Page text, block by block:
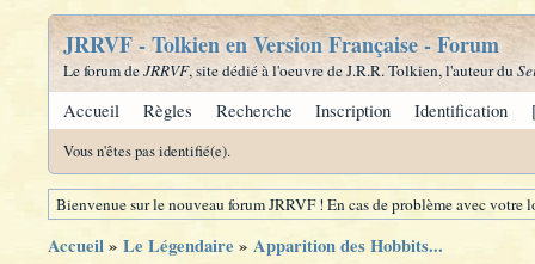
JRRVF - Tolkien en Version Française - Forum
Le forum deJRRVF, site dédié à l'oeuvre de J.R.R. Tolkien, l'auteur du
Accueil Règles Recherche Inscription Identification
Vous n'êtes pas identifié(e).
Bienvenue sur le nouveau forum JRRVF ! En cas de problème avec
Accueil» Le Légendaire » Apparition des Hobbits...